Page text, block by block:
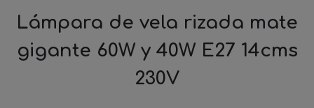
Lámpara de vela rizada mate
gigante 60W y 40W E27 14cms
230V